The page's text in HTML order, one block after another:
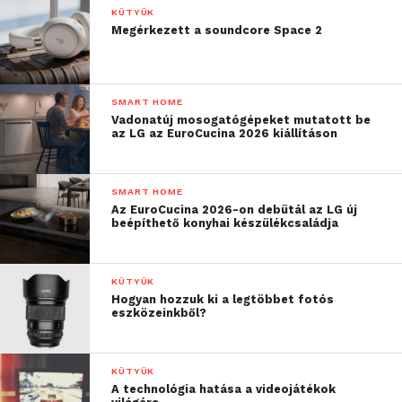
ViewSonic M1X üzembe
helyezése
A termék dobozán már kívülről leolvasható, hogy iF
Design Award 2023 díjat nyert a készülék. És valóban,
a készülék első kézbevételekor érezhető, hogy ez a
KÜTYÜK
Megérkezett a soundcore Space 2
SMART HOME
Vadonatúj mosogatógépeket mutatott be
az LG az EuroCucina 2026 kiállításon
SMART HOME
Az EuroCucina 2026-on debütál az LG új
beépíthető konyhai készülékcsaládja
KÜTYÜK
Hogyan hozzuk ki a legtöbbet fotós
eszközeinkből?
KÜTYÜK
A technológia hatása a videojátékok